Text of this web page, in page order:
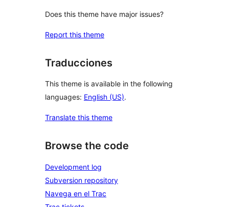
Does this theme have major issues?
Report this theme
Traducciones
This theme is available in the following
languages: English (US).
Translate this theme
Browse the code
Development log
Subversion repository
Navega en el Trac